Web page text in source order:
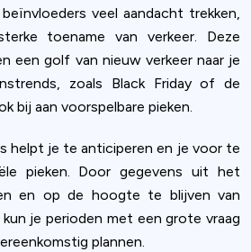
veel aandacht trekken,
toename van verkeer. Deze
een golf van nieuw verkeer naar je
zoals Black Friday of de
bij aan voorspelbare pieken.
helpt je te anticiperen en je voor te
pieken. Door gegevens uit het
en op de hoogte te blijven van
je perioden met een grote vraag
plannen.